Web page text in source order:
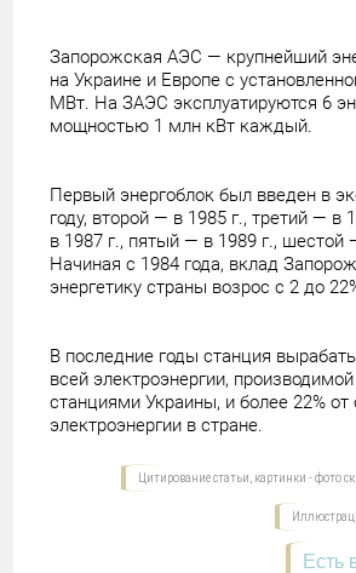
Запорожская АЭС — крупнейший
на Украине и Европе с
МВт. На ЗАЭС эксплуатируются 6
мощностью 1 млн кВт каждый.
Первый энергоблок был введен в
году, второй — в 1985 г., третий — в
в 1987 г., пятый — в 1989 г., шестой
Начиная с 1984 года, вклад
энергетику страны возрос с 2 до
В последние годы станция
всей электроэнергии,
станциями Украины, и более 22%
электроэнергии в стране.
Цитирование статьи, картинки - фото
Есть